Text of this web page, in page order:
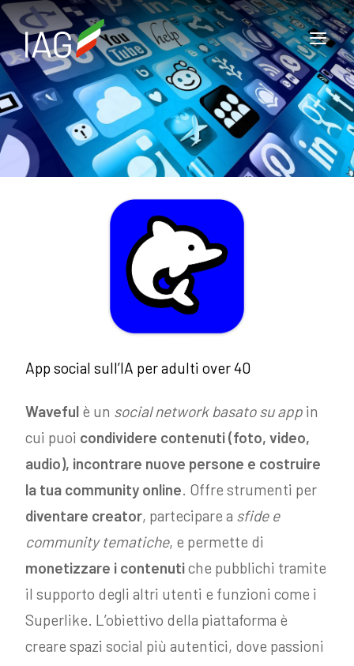
App social sull’IA per adulti over 40
Waveful è un social network basato su app in
cui puoi condividere contenuti (foto, video,
audio), incontrare nuove persone e costruire
la tua community online. Offre strumenti per
diventare creator, partecipare a sfide e
community tematiche, e permette di
monetizzare i contenutiche pubblichi tramite
il supporto degli altri utenti e funzioni come i
Superlike. L’obiettivo della piattaforma è
creare spazi social più autentici, dove passioni